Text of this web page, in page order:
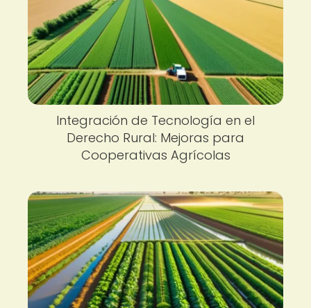
Integración de Tecnología en el
Derecho Rural: Mejoras para
Cooperativas Agrícolas